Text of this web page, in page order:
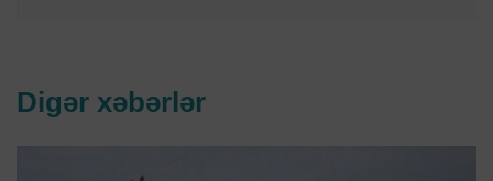
Digər xəbərlər